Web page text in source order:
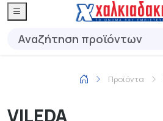
Προϊόντα
VILEDA